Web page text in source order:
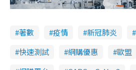
著數 疫情 新冠肺炎
快速測試
網購優惠 歐盟